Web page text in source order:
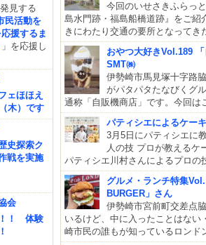
今回のいせさきふらっ
島水門跡・福島船橋道跡』をご紹
きにわたり交通の要所となって
おやつ大好きVol.189
SMT㈱
伊勢崎市馬見塚十字路
がパタパタたなびくグ
通称「自販機商店」です。今回は
パティシエによるケー
3月5日にパティシエに
人の技 プロが教えるケ
パティシエ川村さんによるプロの
グルメ・ランチ特集
BURGER」さん
伊勢崎市宮前町交差点
いるけど、中に入ったことはな
崎市民の誰もが知っているロンド
見する
民活動を
援するま
」を応援し
ェほほえ
木）です
史探索ク
戦を実施
会
！ 体験